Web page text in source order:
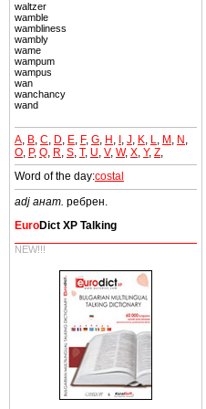
waltzer
wamble
wambliness
wambly
wame
wampum
wampus
wan
wanchancy
wand
A B C D E F, G H I J K L M N
O P, Q R S T, U V, W, X Y, Z
Word of the day:costal
adj анат. ребрен.
EuroDict XP Talking
NEW!!!